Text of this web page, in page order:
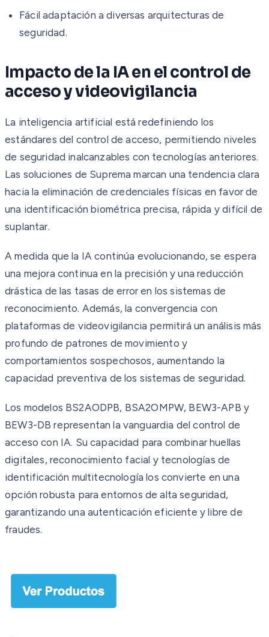
Fácil adaptación a diversas arquitecturas de
seguridad.
Impacto de la IA en el control de
acceso y videovigilancia
La inteligencia artificial está redefiniendo los
estándares del control de acceso, permitiendo niveles
de seguridad inalcanzables con tecnologías anteriores.
Las soluciones de Suprema marcan una tendencia clara
hacia la eliminación de credenciales físicas en favor de
una identificación biométrica precisa, rápida y difícil de
suplantar.
A medida que la IA continúa evolucionando, se espera
una mejora continua en la precisión y una reducción
drástica de las tasas de error en los sistemas de
reconocimiento. Además, la convergencia con
plataformas de videovigilancia permitirá un análisis más
profundo de patrones de movimiento y
comportamientos sospechosos, aumentando la
capacidad preventiva de los sistemas de seguridad.
Los modelos BS2AODPB, BSA2OMPW, BEW3-APB y
BEW3-DB representan la vanguardia del control de
acceso con IA. Su capacidad para combinar huellas
digitales, reconocimiento facial y tecnologías de
identificación multitecnología los convierte en una
opción robusta para entornos de alta seguridad,
garantizando una autenticación eficiente y libre de
fraudes.